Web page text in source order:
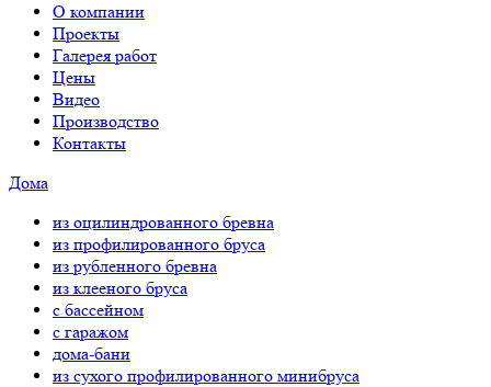
О компании
Проекты
Галерея работ
Цены
Видео
Производство
Контакты
Дома
из оцилиндрованного бревна
из профилированного бруса
из рубленного бревна
из клееного бруса
с бассейном
с гаражом
дома-бани
из сухого профилированного минибруса